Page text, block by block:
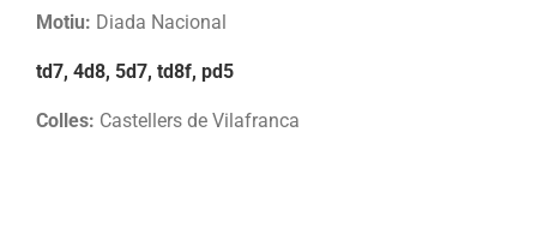
Motiu: Diada Nacional
td7, 4d8, 5d7, td8f, pd5
Colles: Castellers de Vilafranca